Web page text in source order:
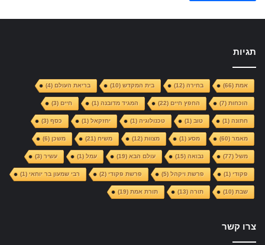
תגיות
אמת(66) בחירה(12) בית המקדש(10) בריאת העולם(4)
הוכחות(7) החפץ חיים(22) המגיד מדובנה(1) חיים(3)
חתונה(1) טוב(1) טכנולוגיה(1) יחזקאל(1) כסף(3)
מאמר(60) מסע(1) מצוות(12) משיח(21) משכן(6)
משל(77) נבואה(15) עולם הבא(19) עמל(1) עשיר(3)
פקודי (1) פרשת ויקהל(5) פרשת פקודי (2) רבי שמעון בר יוחאי (1)
שבת(10) תורה(13) תורת אמת(19)
צרו קשר